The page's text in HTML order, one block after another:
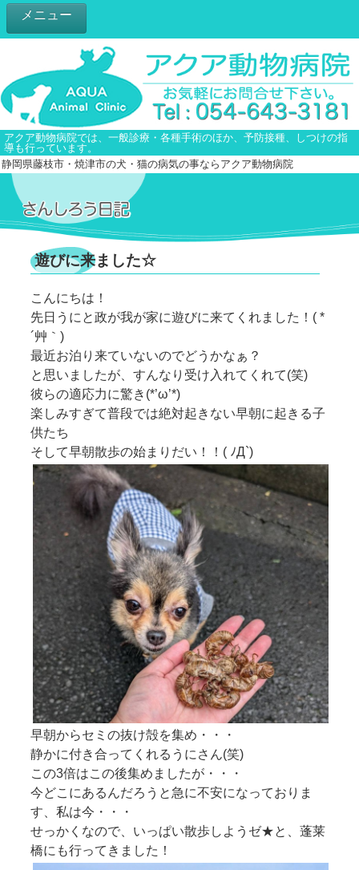
メニュー
アクア動物病院では、一般診療・各種手術のほか、予防接種、しつけの指
導も行っています。
静岡県藤枝市・焼津市の犬・猫の病気の事ならアクア動物病院
遊びに来ました☆
こんにちは！
先日うにと政が我が家に遊びに来てくれました！( *
´艸｀)
最近お泊り来ていないのでどうかなぁ？
と思いましたが、すんなり受け入れてくれて(笑)
彼らの適応力に驚き(*’ω’*)
楽しみすぎて普段では絶対起きない早朝に起きる子
供たち
そして早朝散歩の始まりだい！！( ﾉД`)
早朝からセミの抜け殻を集め・・・
静かに付き合ってくれるうにさん(笑)
この3倍はこの後集めましたが・・・
今どこにあるんだろうと急に不安になっておりま
す、私は今・・・
せっかくなので、いっぱい散歩しようゼ★と、蓬莱
橋にも行ってきました！